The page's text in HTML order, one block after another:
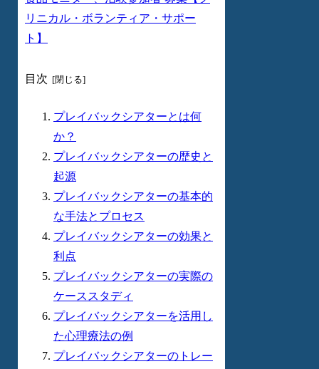
リニカル・ボランティア・サポー
ト】
目次
プレイバックシアターとは何
か？
プレイバックシアターの歴史と
起源
プレイバックシアターの基本的
な手法とプロセス
プレイバックシアターの効果と
利点
プレイバックシアターの実際の
ケーススタディ
プレイバックシアターを活用し
た心理療法の例
プレイバックシアターのトレー